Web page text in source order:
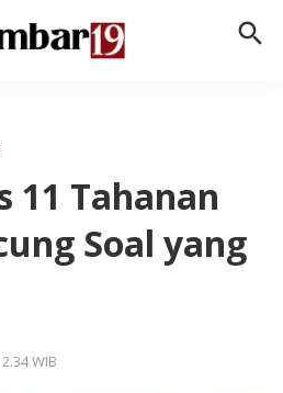
search
11 Tahanan
Soal yang
WIB